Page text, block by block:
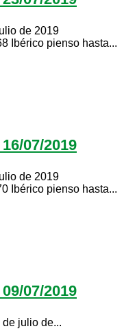
de 2019 Mesa
Ibérico pienso hasta...
07/2019
de 2019 Mesa
Ibérico pienso hasta...
07/2019
julio de...